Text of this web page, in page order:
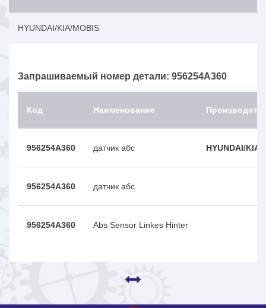
HYUNDAI/KIA/MOBIS
Запрашиваемый номер детали: 956254A360
Код Наименование
956254A360 датчик абс HYUNDAI/KIA/
956254A360 датчик абс
956254A360 Abs Sensor Linkes Hinter